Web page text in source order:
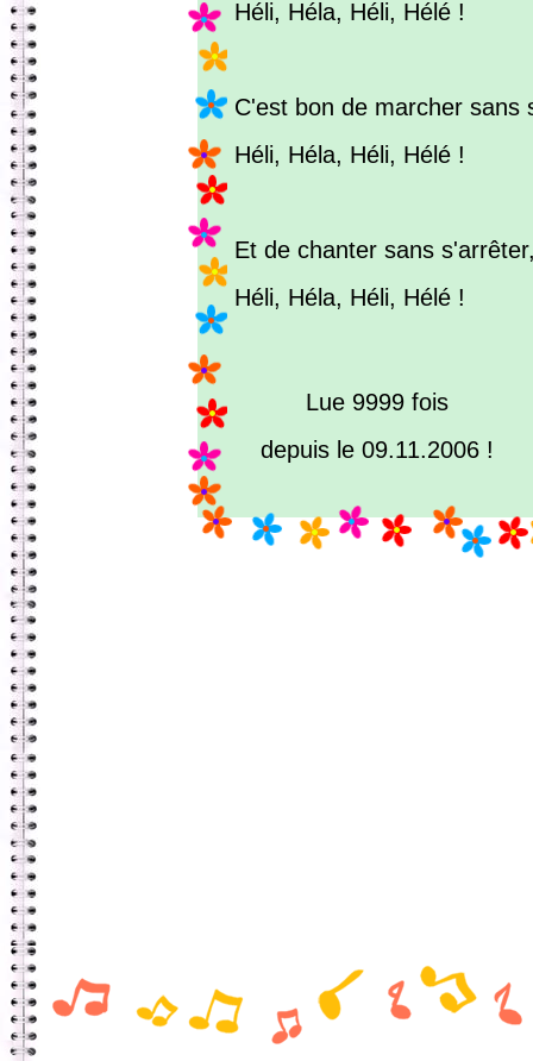
Héli, Héla, Héli, Hélé !
C'est bon de marcher sans
Héli, Héla, Héli, Hélé !
Et de chanter sans
Héli, Héla, Héli, Hélé !
Lue 9999 fois
depuis le 09.11.2006 !